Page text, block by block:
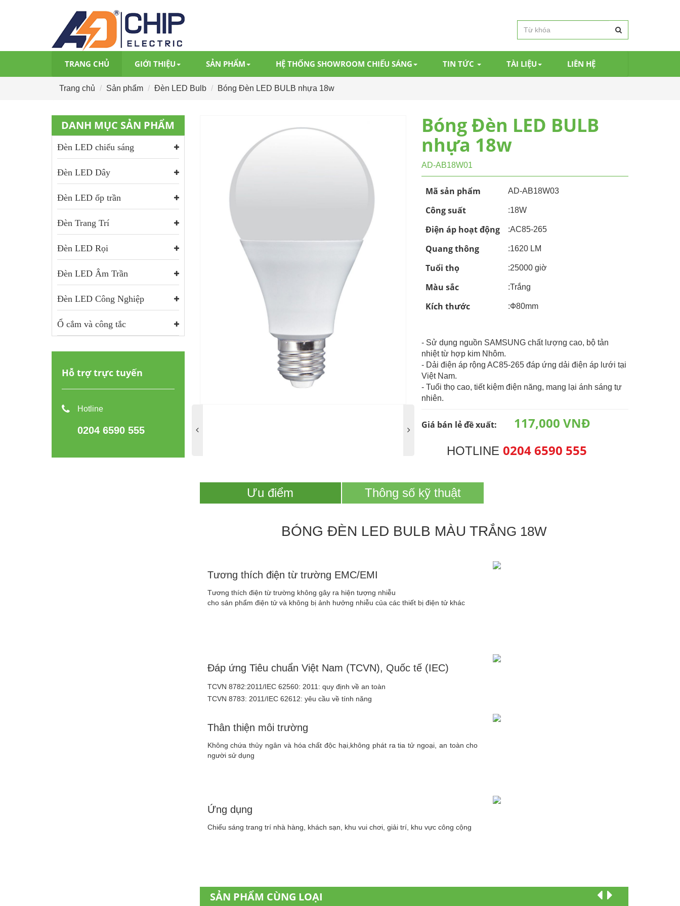
TRANG CHỦ GIỚI THIỆU SẢN PHẨM HỆ THỐNG SHOWROOM CHIẾU SÁNG TIN TỨC TÀI LIỆU LIÊN HỆ
Trang chủ Sản phẩm Đèn LED Bulb Bóng Đèn LED BULB nhựa 18w
DANH MỤC SẢN PHẨM
Đèn LED chiếu sáng
Đèn LED Dây
Đèn LED ốp trần
Đèn Trang Trí
Đèn LED Rọi
Đèn LED Âm Trần
Đèn LED Công Nghiệp
Ổ cắm và công tắc
Hỗ trợ trực tuyến
Hotline
0204 6590 555
Bóng Đèn LED BULB
nhựa 18w
AD-AB18W01
Mã sản phẩm AD-AB18W03
Công suất :18W
Điện áp hoạt động :AC85-265
Quang thông :1620 LM
Tuổi thọ :25000 giờ
Màu sắc :Trắng
Kích thước :Ф80mm
- Sử dụng nguồn SAMSUNG chất lượng cao, bộ tản
nhiệt từ hợp kim Nhôm.
- Dải điện áp rộng AC85-265 đáp ứng dải điện áp lưới tại
Việt Nam.
- Tuổi thọ cao, tiết kiệm điện năng, mang lại ánh sáng tự
nhiên.
Giá bán lẻ đề xuất: 117,000 VNĐ
HOTLINE0204 6590 555
Ưu điểm Thông số kỹ thuật
BÓNG ĐÈN LED BULB MÀU TRẮNG 18W
Tương thích điện từ trường EMC/EMI
Tương thích điện từ trường không gây ra hiện tượng nhiễu
cho sản phẩm điện tử và không bị ảnh hưởng nhiễu của các thiết bị điện tử khác
Đáp ứng Tiêu chuẩn Việt Nam (TCVN), Quốc tế (IEC)
TCVN 8782:2011/IEC 62560: 2011: quy định về an toàn
TCVN 8783: 2011/IEC 62612: yêu cầu về tính năng
Thân thiện môi trường
Không chứa thủy ngân và hóa chất độc hại,không phát ra tia tử ngoại, an toàn cho
người sử dụng
Ứng dụng
Chiếu sáng trang trí nhà hàng, khách sạn, khu vui chơi, giải trí, khu vực công cộng
SẢN PHẨM CÙNG LOẠI